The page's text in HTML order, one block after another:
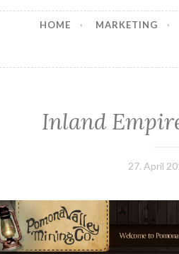
HOME MARKETING
Inland
27. April